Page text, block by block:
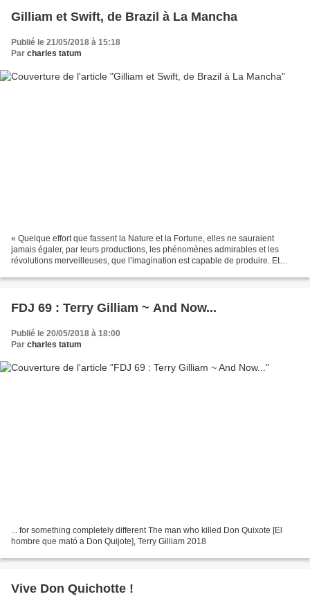
Gilliam et Swift, de Brazil à La Mancha
Publié le 21/05/2018 à 15:18
Par charles tatum
« Quelque effort que fassent la Nature et la Fortune, elles ne sauraient
jamais égaler, par leurs productions, les phénomènes admirables et les
révolutions merveilleuses, que l’imagination est capable de produire. Et
FDJ 69 : Terry Gilliam ~ And Now...
Publié le 20/05/2018 à 18:00
Par charles tatum
... for something completely different The man who killed Don Quixote [El
hombre que mató a Don Quijote], Terry Gilliam 2018
Vive Don Quichotte !